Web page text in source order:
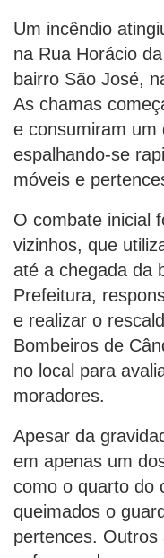
Um incêndio
na Rua Horácio
bairro São José,
As chamas
e consumiram um
espalhando-se
móveis e
O combate inicial
vizinhos, que
até a chegada da
Prefeitura,
e realizar o
Bombeiros de
no local para
moradores.
Apesar da
em apenas um
como o quarto
queimados o
pertences.